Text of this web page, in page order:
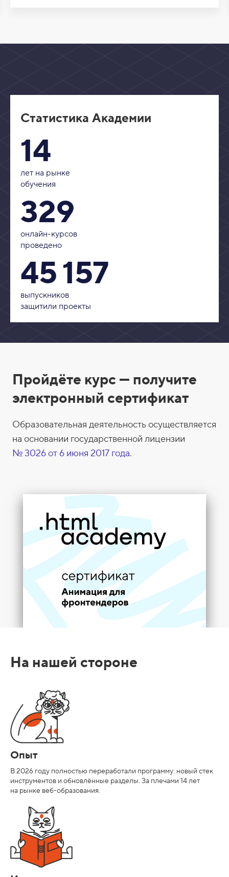
Статистика Академии
14
лет на рынке
обучения
329
онлайн-курсов
проведено
45 157
выпускников
защитили проекты
С
е
р
т
и
ф
Пройдёте курс — получите
электронный сертификат
Образовательная деятельность осуществляется
на основании государственной лицензии
№ 3026 от 6 июня 2017 года.
На нашей стороне
Опыт
В 2026 году полностью переработали программу: новый стек
инструментов и обновлённые разделы. За плечами 14 лет
на рынке веб-образования.